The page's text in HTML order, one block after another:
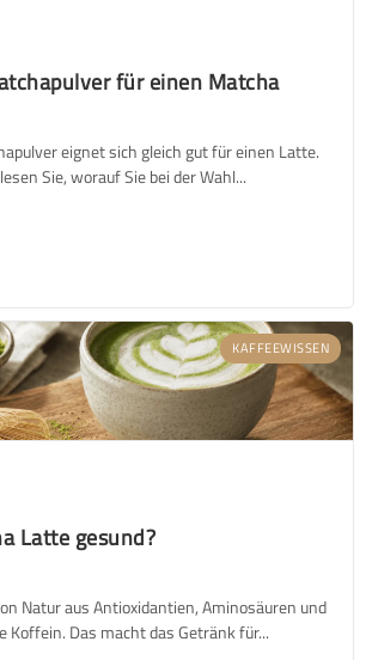
für einen Matcha
eignet sich gleich gut für einen Latte.
Sie, worauf Sie bei der Wahl...
KAFFEEWISSEN
Latte gesund?
Natur aus Antioxidantien, Aminosäuren und
Koffein. Das macht das Getränk für...